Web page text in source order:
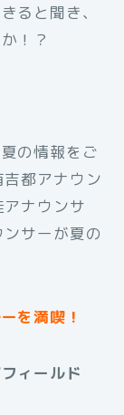
ると聞き、
！？
の情報をご
都アナウン
ナウンサ
サーが夏の
を満喫！
ィールド